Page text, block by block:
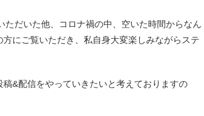
だいた他、コロナ禍の中、空いた時間からなん
にご覧いただき、私自身大変楽しみながらステ
&配信をやっていきたいと考えておりますの